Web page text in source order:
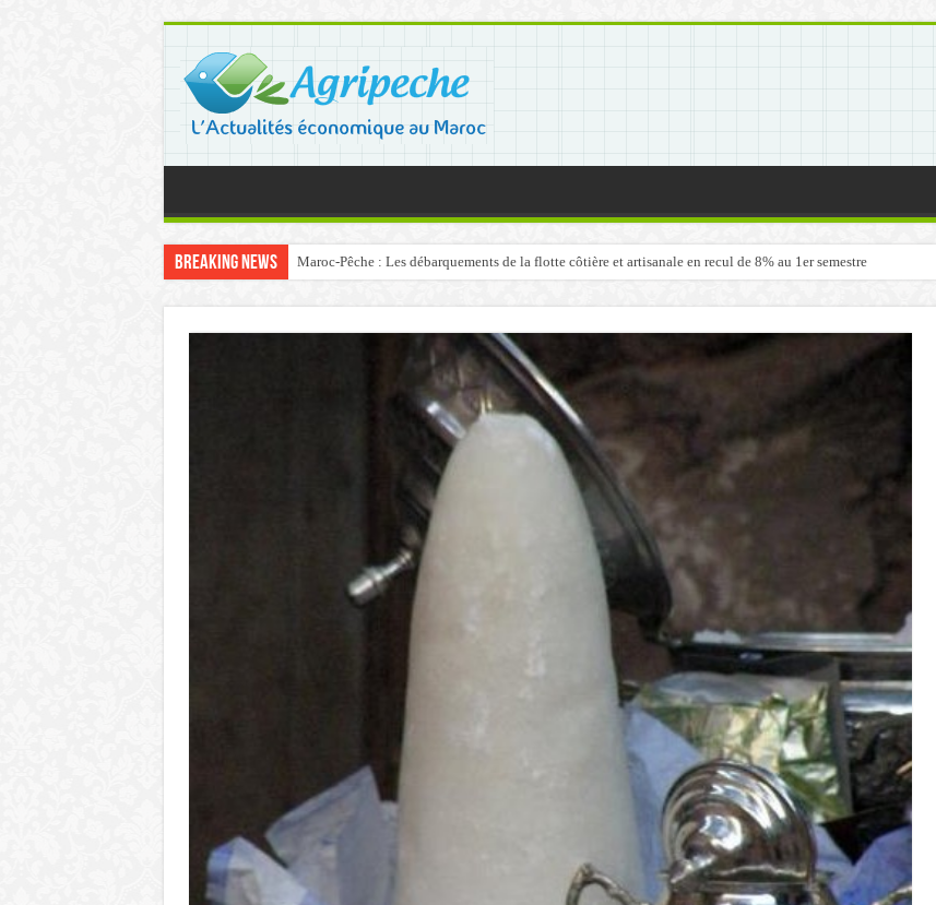
Breaking News Maroc-Pêche : Les débarquements de la flotte côtière et artisanale en recul de 8% au 1er semestre